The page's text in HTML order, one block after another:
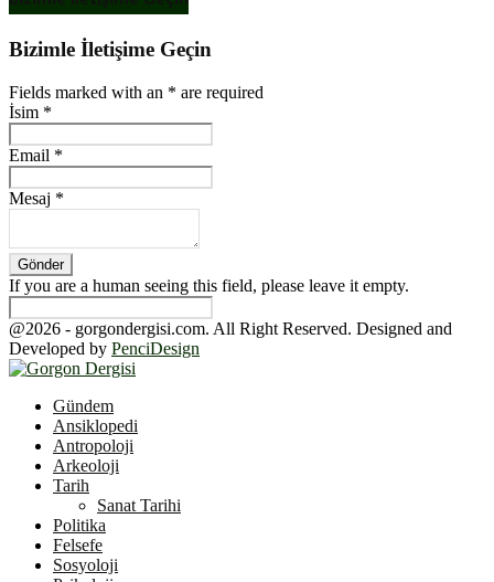
Bizimle İletişime Geçin
Fields marked with an * are required
İsim *
Email *
Mesaj *
If you are a human seeing this field, please leave it empty.
@2026 - gorgondergisi.com. All Right Reserved. Designed and
Developed by PenciDesign
Gündem
Ansiklopedi
Antropoloji
Arkeoloji
Tarih
Sanat Tarihi
Politika
Felsefe
Sosyoloji